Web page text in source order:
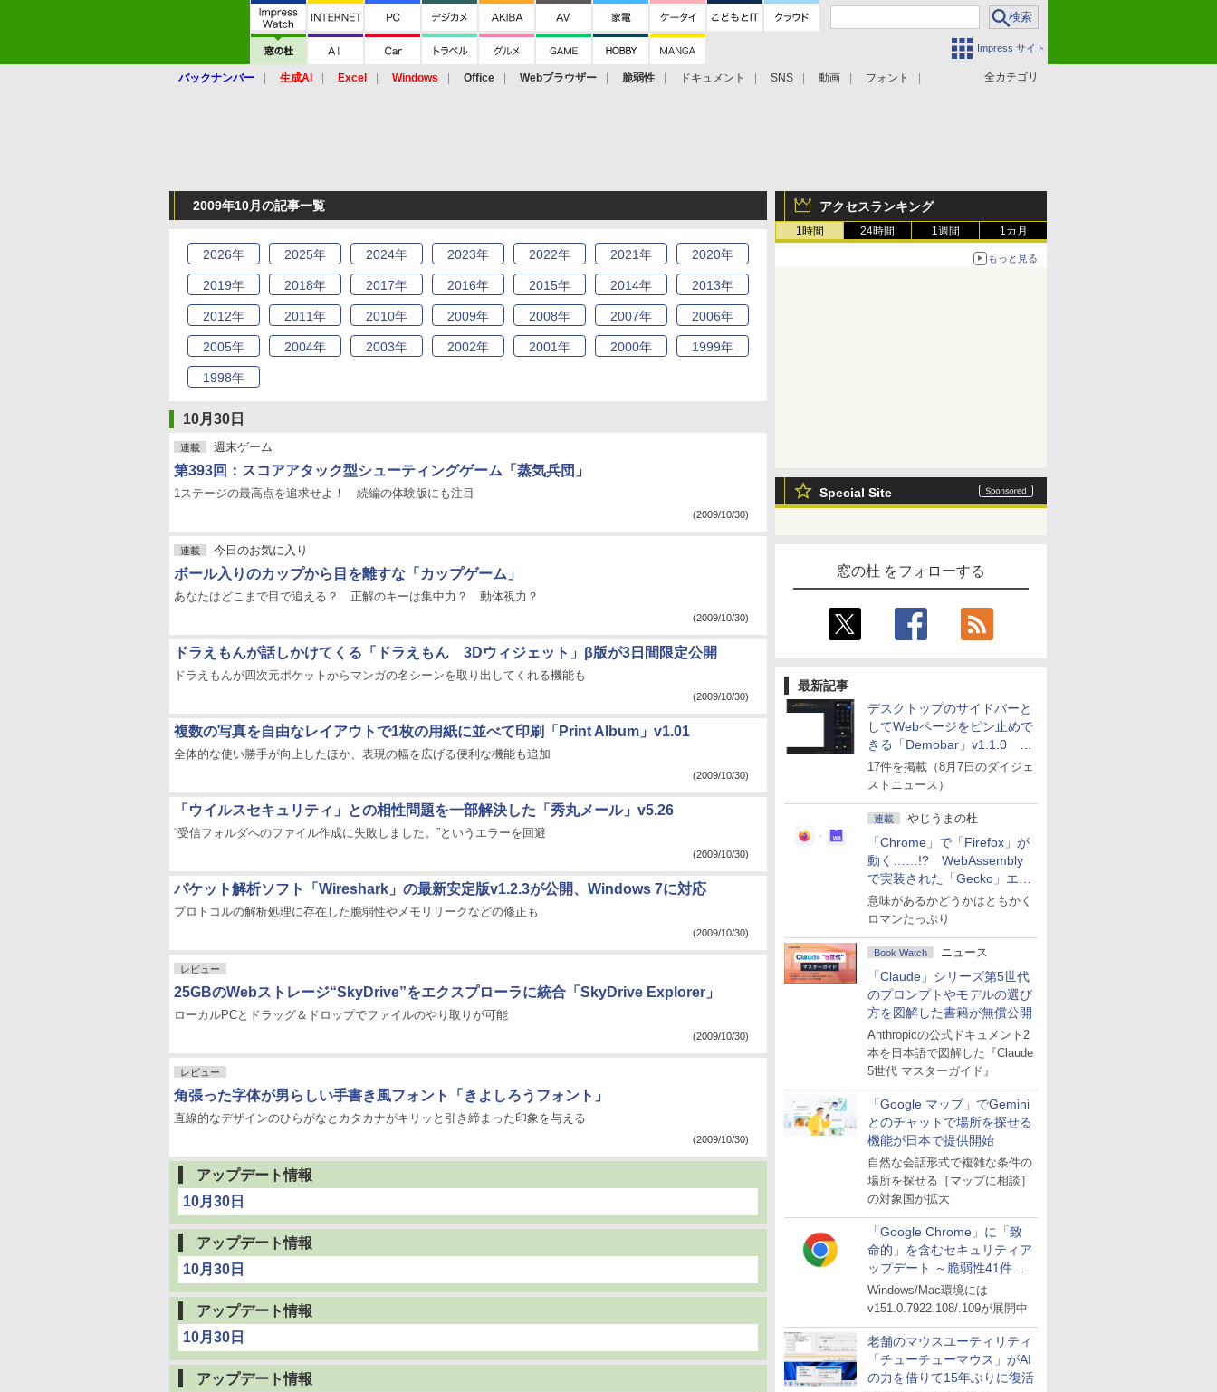
Impress サイト
全カテゴリ
バックナンバー 生成AI Excel Windows Office Webブラウザー 脆弱性 ドキュメント SNS 動画 フォント
アクセスランキング
1時間 24時間 1週間 1カ月
もっと見る
Special Site
窓の杜 をフォローする
最新記事
デスクトップのサイドバーと
してWebページをピン止めで
きる「Demobar」v1.1.0 ほ
か
17件を掲載（8月7日のダイジェ
ストニュース）
連載 やじうまの杜
「Chrome」で「Firefox」が
動く……!? WebAssembly
で実装された「Gecko」エン
ジン
意味があるかどうかはともかく
ロマンたっぷり
Book Watch ニュース
「Claude」シリーズ第5世代
のプロンプトやモデルの選び
方を図解した書籍が無償公開
Anthropicの公式ドキュメント2
本を日本語で図解した『Claude
5世代 マスターガイド』
「Google マップ」でGemini
とのチャットで場所を探せる
機能が日本で提供開始
自然な会話形式で複雑な条件の
場所を探せる［マップに相談］
の対象国が拡大
「Google Chrome」に「致
命的」を含むセキュリティア
ップデート ～脆弱性41件に
対処
Windows/Mac環境には
v151.0.7922.108/.109が展開中
老舗のマウスユーティリティ
「チューチューマウス」がAI
の力を借りて15年ぶりに復活
2009年10月の記事一覧
2026年 2025年 2024年 2023年 2022年 2021年 2020年
2019年 2018年 2017年 2016年 2015年 2014年 2013年
2012年 2011年 2010年 2009年 2008年 2007年 2006年
2005年 2004年 2003年 2002年 2001年 2000年 1999年
1998年
10月30日
連載 週末ゲーム
第393回：スコアアタック型シューティングゲーム「蒸気兵団」
1ステージの最高点を追求せよ！ 続編の体験版にも注目
(2009/10/30)
連載 今日のお気に入り
ボール入りのカップから目を離すな「カップゲーム」
あなたはどこまで目で追える？ 正解のキーは集中力？ 動体視力？
(2009/10/30)
ドラえもんが話しかけてくる「ドラえもん 3Dウィジェット」β版が3日間限定公開
ドラえもんが四次元ポケットからマンガの名シーンを取り出してくれる機能も
(2009/10/30)
複数の写真を自由なレイアウトで1枚の用紙に並べて印刷「Print Album」v1.01
全体的な使い勝手が向上したほか、表現の幅を広げる便利な機能も追加
(2009/10/30)
「ウイルスセキュリティ」との相性問題を一部解決した「秀丸メール」v5.26
“受信フォルダへのファイル作成に失敗しました。”というエラーを回避
(2009/10/30)
パケット解析ソフト「Wireshark」の最新安定版v1.2.3が公開、Windows 7に対応
プロトコルの解析処理に存在した脆弱性やメモリリークなどの修正も
(2009/10/30)
レビュー
25GBのWebストレージ“SkyDrive”をエクスプローラに統合「SkyDrive Explorer」
ローカルPCとドラッグ＆ドロップでファイルのやり取りが可能
(2009/10/30)
レビュー
角張った字体が男らしい手書き風フォント「きよしろうフォント」
直線的なデザインのひらがなとカタカナがキリッと引き締まった印象を与える
(2009/10/30)
アップデート情報
10月30日
アップデート情報
10月30日
アップデート情報
10月30日
アップデート情報